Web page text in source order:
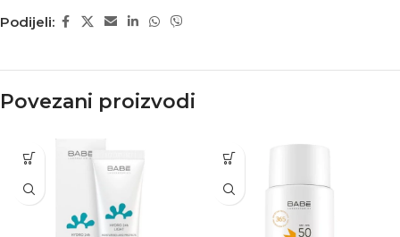
Podijeli:
Povezani proizvodi